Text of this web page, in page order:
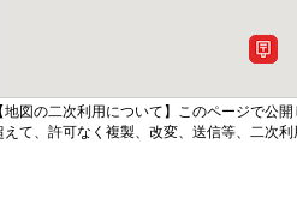
【地図の二次利用について】このページで公
えて、許可なく複製、改変、送信等、二次